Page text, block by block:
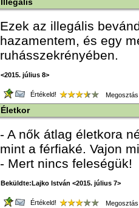
Ezek az illegális
hazamentem, és egy
ruhásszekrényében.
<2015. július 8>
Értékeld!
Életkor
- A nők átlag életkora
mint a férfiaké. Vajon
- Mert nincs feleségük!
Beküldte:Lajko István <2015. július 7>
Értékeld!